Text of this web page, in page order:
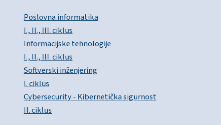
Poslovna informatika
I., II., III. ciklus
Informacijske tehnologije
I., II., III. ciklus
Softverski inženjering
I. ciklus
Cybersecurity - Kibernetička sigurnost
II. ciklus